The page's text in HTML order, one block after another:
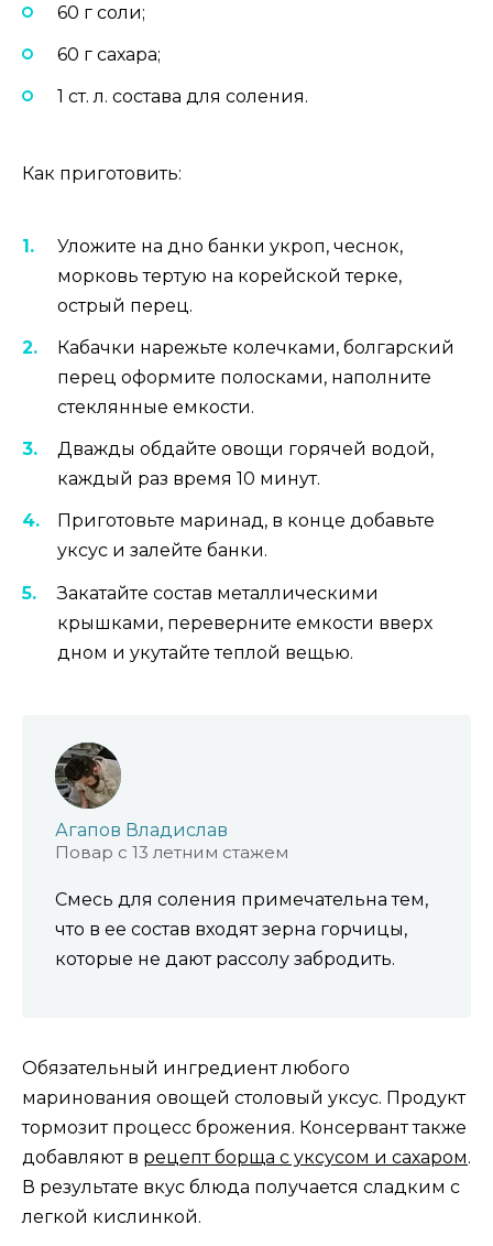
60 г соли;
60 г сахара;
1 ст. л. состава для соления.
Как приготовить:
Уложите на дно банки укроп, чеснок,
морковь тертую на корейской терке,
острый перец.
Кабачки нарежьте колечками, болгарский
перец оформите полосками, наполните
стеклянные емкости.
Дважды обдайте овощи горячей водой,
каждый раз время 10 минут.
Приготовьте маринад, в конце добавьте
уксус и залейте банки.
Закатайте состав металлическими
крышками, переверните емкости вверх
дном и укутайте теплой вещью.
Агапов Владислав
Повар с 13 летним стажем
Смесь для соления примечательна тем,
что в ее состав входят зерна горчицы,
которые не дают рассолу забродить.
Обязательный ингредиент любого
маринования овощей столовый уксус. Продукт
тормозит процесс брожения. Консервант также
добавляют в рецепт борща с уксусом и сахаром.
В результате вкус блюда получается сладким с
легкой кислинкой.